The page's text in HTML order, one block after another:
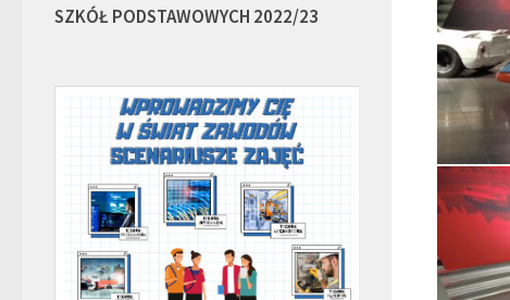
SZKÓŁ PODSTAWOWYCH 2022/23